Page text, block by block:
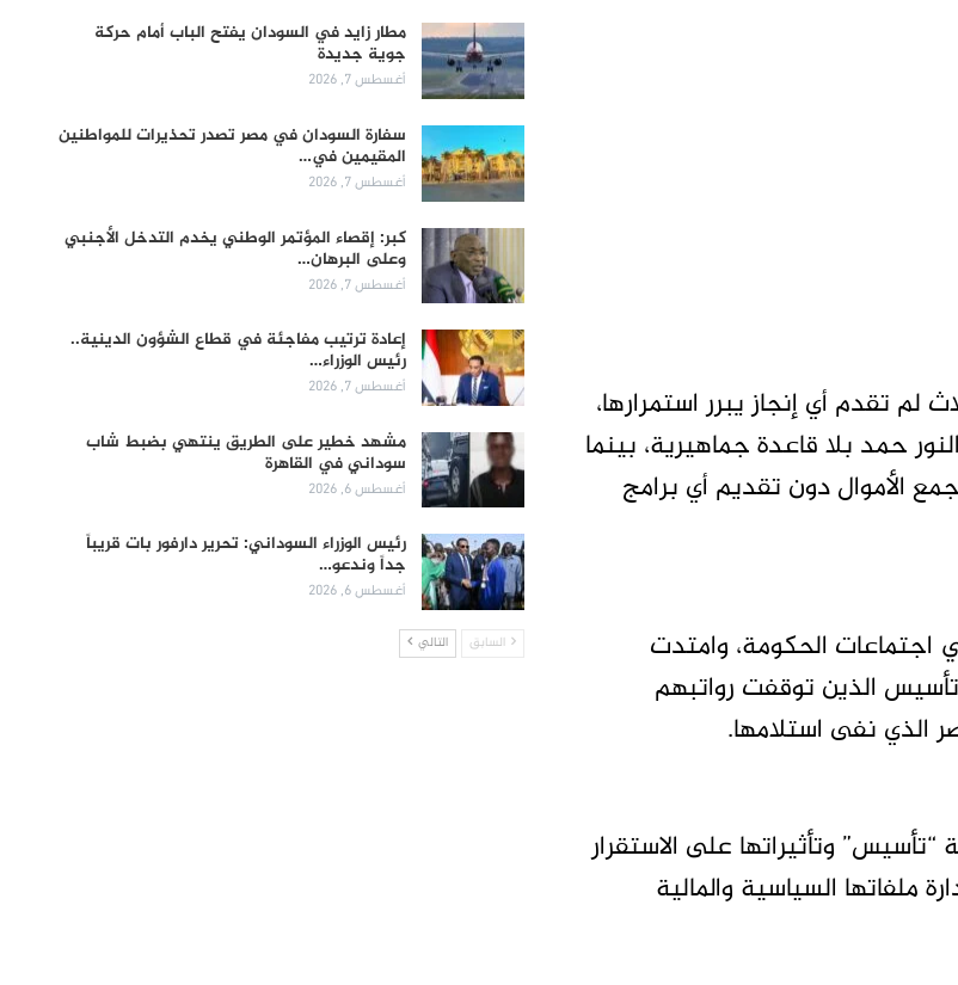
تقدم أي إنجاز يبرر استمرارها،
حمد بلا قاعدة جماهيرية، بينما
الأموال دون تقديم أي برامج
اجتماعات الحكومة، وامتدت
تأسيس الذين توقفت رواتبهم
الذي نفى استلامها.
وتأثيراتها على الاستقرار
ملفاتها السياسية والمالية
مطار زايد في السودان يفتح الباب أمام حركة
جوية جديدة
أغسطس 7, 2026
سفارة السودان في مصر تصدر تحذيرات للمواطنين
المقيمين في…
أغسطس 7, 2026
كبر: إقصاء المؤتمر الوطني يخدم التدخل الأجنبي
وعلى البرهان…
أغسطس 7, 2026
إعادة ترتيب مفاجئة في قطاع الشؤون الدينية..
رئيس الوزراء…
أغسطس 7, 2026
مشهد خطير على الطريق ينتهي بضبط شاب
سوداني في القاهرة
أغسطس 6, 2026
رئيس الوزراء السوداني: تحرير دارفور بات قريباً
جداً وندعو…
أغسطس 6, 2026
السابق التالي